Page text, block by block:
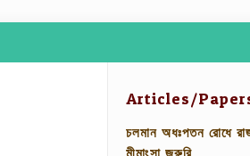
Articles/
চলমান অধঃপতন রোধে
মীমাংসা জরুরি